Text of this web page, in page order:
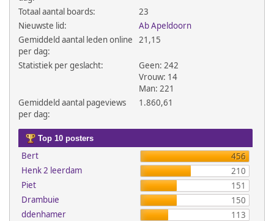
Totaal aantal boards:
23
Nieuwste lid:
Ab Apeldoorn
Gemiddeld aantal leden online
per dag:
21,15
Statistiek per geslacht:
Geen: 242
Vrouw: 14
Man: 221
Gemiddeld aantal pageviews
per dag:
1.860,61
Top 10 posters
Bert
456
Henk 2 leerdam
210
Piet
151
Drambuie
150
ddenhamer
113